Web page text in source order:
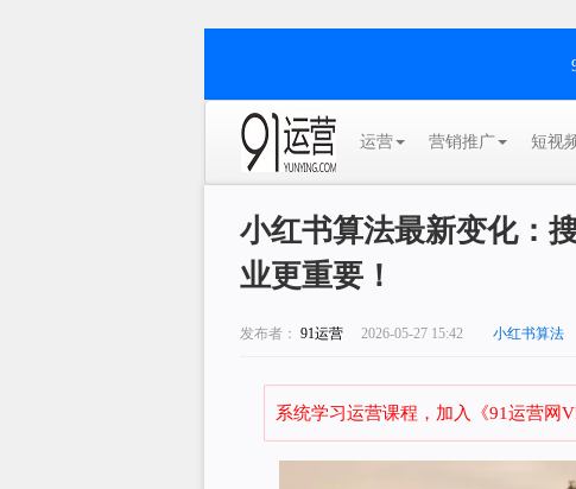
运营 营销推广 短视
小红书算法最新变化：
业更重要！
发布者： 91运营 2026-05-27 15:42 小红书算法
系统学习运营课程，加入《91运营网